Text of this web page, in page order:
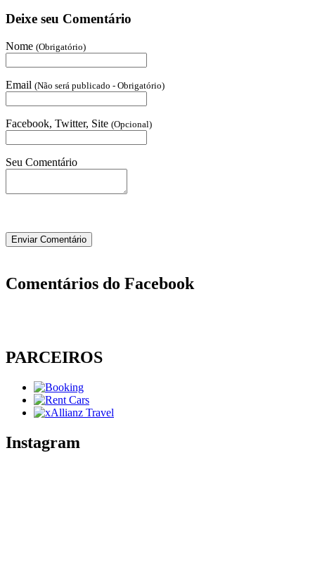
Deixe seu Comentário
Nome (Obrigatório)
Email (Não será publicado - Obrigatório)
Facebook, Twitter, Site (Opcional)
Seu Comentário
Comentários do Facebook
PARCEIROS
Instagram